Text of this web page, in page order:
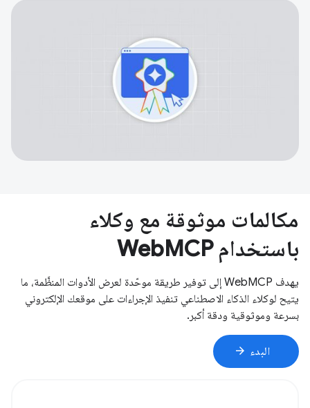
مكالمات موثوقة مع وكلاء
باستخدام WebMCP
يهدف WebMCP إلى توفير طريقة موحّدة لعرض الأدوات المنظَّمة، ما
يتيح لوكلاء الذكاء الاصطناعي تنفيذ الإجراءات على موقعك الإلكتروني
بسرعة وموثوقية ودقة أكبر.
البدء arrow_forward